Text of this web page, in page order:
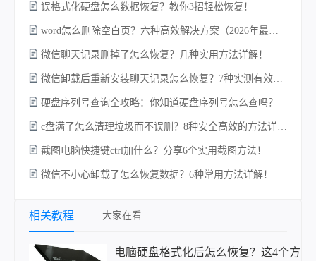
误格式化硬盘怎么数据恢复？教你3招轻松恢复！
微信聊天记录删掉了怎么恢复？几种实用方法详解！
硬盘序列号查询全攻略：你知道硬盘序列号怎么查吗？
截图电脑快捷键ctrl加什么？分享6个实用截图方法！
微信不小心卸载了怎么恢复数据？6种常用方法详解！
相关教程 大家在看
电脑硬盘格式化后怎么恢复？这4个方法